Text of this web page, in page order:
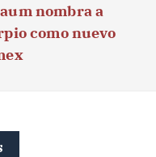
nombra a
como nuevo